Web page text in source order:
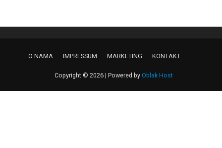
O NAMA IMPRESSUM MARKETING KONTAKT
Copyright © 2026 | Powered by Oblak Host